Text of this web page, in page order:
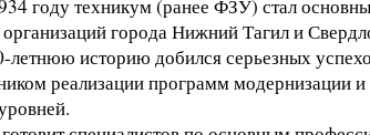
году техникум (ранее ФЗУ) стал
города Нижний Тагил и
летнюю историю добился серьезных
реализации программ модернизации